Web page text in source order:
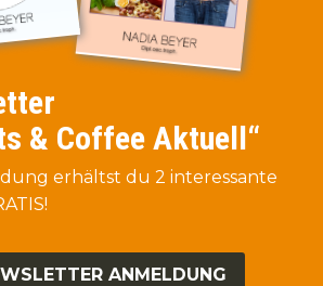
& Coffee Aktuell“
erhältst du 2 interessante
ANMELDUNG